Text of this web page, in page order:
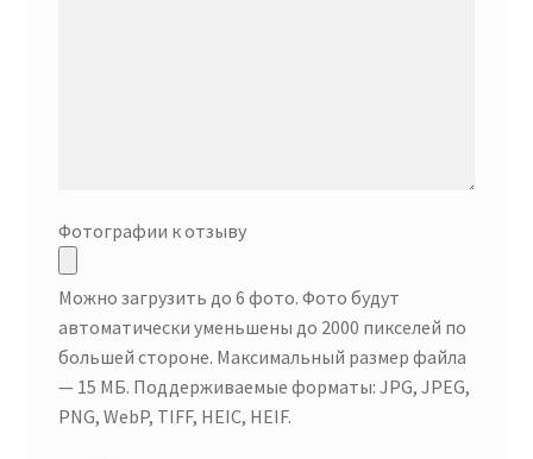
Фотографии к отзыву
Можно загрузить до 6 фото. Фото будут
автоматически уменьшены до 2000 пикселей по
большей стороне. Максимальный размер файла
— 15 МБ. Поддерживаемые форматы: JPG, JPEG,
PNG, WebP, TIFF, HEIC, HEIF.